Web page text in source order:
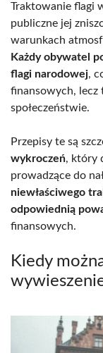
Traktowanie flagi
publiczne jej
warunkach
Każdy obywatel
flagi narodowej,
finansowych, lecz
społeczeństwie.
Przepisy te są
wykroczeń, który
prowadzące do
niewłaściwego
odpowiednią
finansowych.
Kiedy